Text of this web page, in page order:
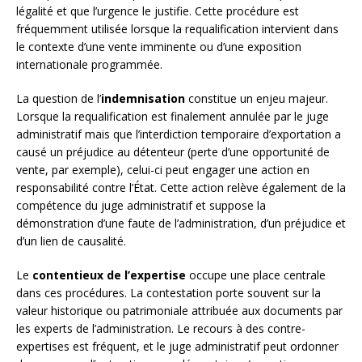
légalité et que l’urgence le justifie. Cette procédure est
fréquemment utilisée lorsque la requalification intervient dans
le contexte d’une vente imminente ou d’une exposition
internationale programmée.
La question de l’indemnisation constitue un enjeu majeur.
Lorsque la requalification est finalement annulée par le juge
administratif mais que l’interdiction temporaire d’exportation a
causé un préjudice au détenteur (perte d’une opportunité de
vente, par exemple), celui-ci peut engager une action en
responsabilité contre l’État. Cette action relève également de la
compétence du juge administratif et suppose la
démonstration d’une faute de l’administration, d’un préjudice et
d’un lien de causalité.
Le contentieux de l’expertise occupe une place centrale
dans ces procédures. La contestation porte souvent sur la
valeur historique ou patrimoniale attribuée aux documents par
les experts de l’administration. Le recours à des contre-
expertises est fréquent, et le juge administratif peut ordonner